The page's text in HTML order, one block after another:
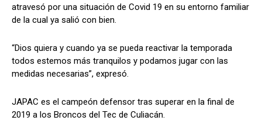
atravesó por una situación de Covid 19 en su entorno familiar
de la cual ya salió con bien.
“Dios quiera y cuando ya se pueda reactivar la temporada
todos estemos más tranquilos y podamos jugar con las
medidas necesarias”, expresó.
JAPAC es el campeón defensor tras superar en la final de
2019 a los Broncos del Tec de Culiacán.